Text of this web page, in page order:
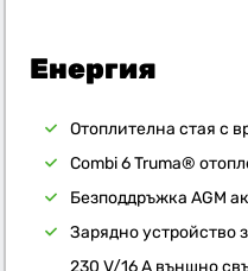
Енергия
Отоплителна стая с
Combi 6 Truma®
Безподдръжка AGM
Зарядно устройство
230 V/16 A външно